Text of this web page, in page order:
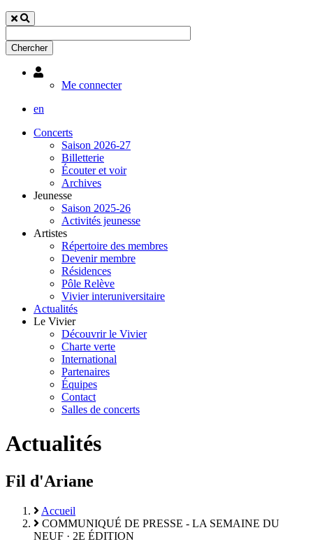
Utilisateur
Me connecter
en
Concerts
Saison 2026-27
Billetterie
Écouter et voir
Archives
Jeunesse
Saison 2025-26
Activités jeunesse
Artistes
Répertoire des membres
Devenir membre
Résidences
Pôle Relève
Vivier interuniversitaire
Actualités
Le Vivier
Découvrir le Vivier
Charte verte
International
Partenaires
Équipes
Contact
Salles de concerts
Actualités
Fil d'Ariane
Accueil
COMMUNIQUÉ DE PRESSE - LA SEMAINE DU
NEUF · 2E ÉDITION